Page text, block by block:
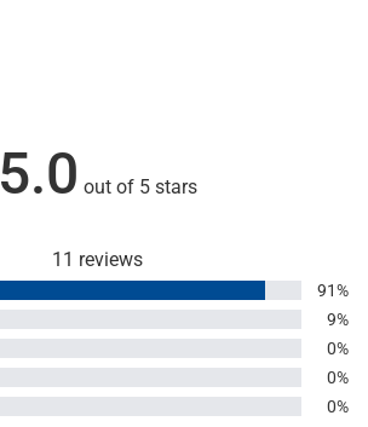
5.0 out of 5 stars
11 reviews
91%
9%
0%
0%
0%